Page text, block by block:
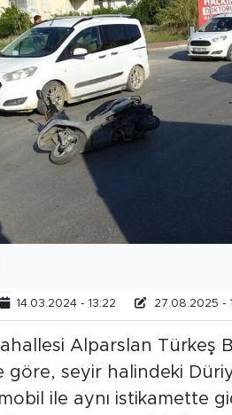
14.03.2024 - 13:22 27.08.2025 -
Alparslan Türkeş
göre, seyir halindeki
ile aynı istikamette